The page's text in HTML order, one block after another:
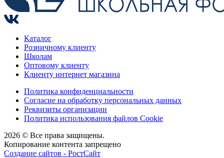
Каталог
Розничному клиенту
Школам
Оптовому клиенту
Клиенту интернет магазина
Политика конфиденциальности
Согласие на обработку персональных данных
Реквизиты организации
Политика использования файлов Cookie
2026 © Все права защищены.
Копирование контента запрещено
Создание сайтов - РостСайт